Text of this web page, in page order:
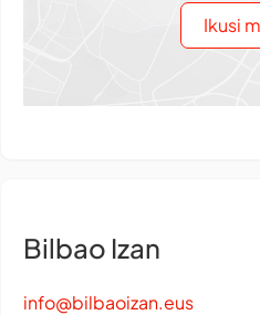
Ikusi
Bilbao Izan
info@bilbaoizan.eus